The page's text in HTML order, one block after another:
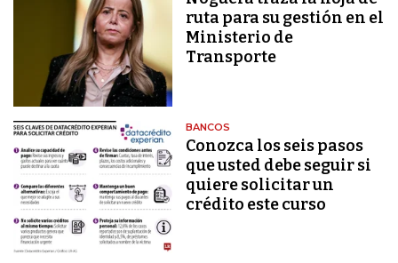
ruta para su gestión en el
Ministerio de
Transporte
BANCOS
Conozca los seis pasos
que usted debe seguir si
quiere solicitar un
crédito este curso